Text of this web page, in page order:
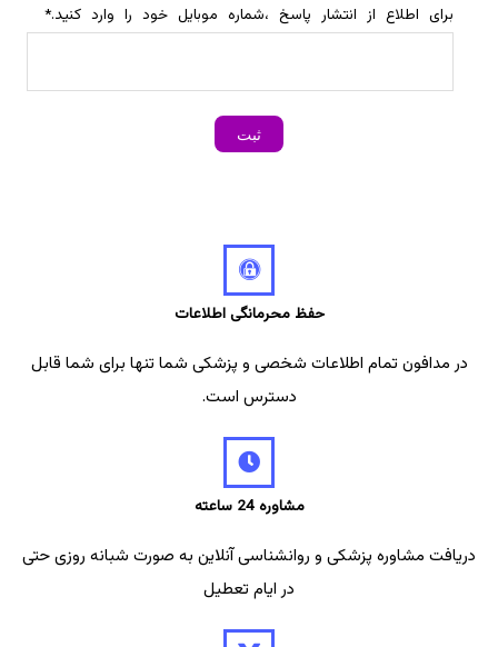
برای اطلاع از انتشار پاسخ ،شماره موبایل خود را وارد کنید.*
حفظ محرمانگی اطلاعات
در مدافون تمام اطلاعات شخصی و پزشکی شما تنها برای شما قابل
دسترس است.
مشاوره 24 ساعته
دریافت مشاوره پزشکی و روانشناسی آنلاین به صورت شبانه روزی حتی
در ایام تعطیل